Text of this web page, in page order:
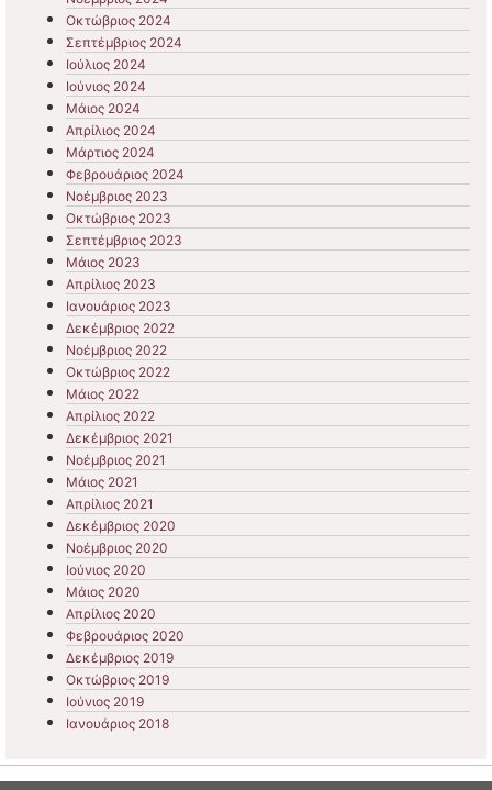
Οκτώβριος 2024
Σεπτέμβριος 2024
Ιούλιος 2024
Ιούνιος 2024
Μάιος 2024
Απρίλιος 2024
Μάρτιος 2024
Φεβρουάριος 2024
Νοέμβριος 2023
Οκτώβριος 2023
Σεπτέμβριος 2023
Μάιος 2023
Απρίλιος 2023
Ιανουάριος 2023
Δεκέμβριος 2022
Νοέμβριος 2022
Οκτώβριος 2022
Μάιος 2022
Απρίλιος 2022
Δεκέμβριος 2021
Νοέμβριος 2021
Μάιος 2021
Απρίλιος 2021
Δεκέμβριος 2020
Νοέμβριος 2020
Ιούνιος 2020
Μάιος 2020
Απρίλιος 2020
Φεβρουάριος 2020
Δεκέμβριος 2019
Οκτώβριος 2019
Ιούνιος 2019
Ιανουάριος 2018